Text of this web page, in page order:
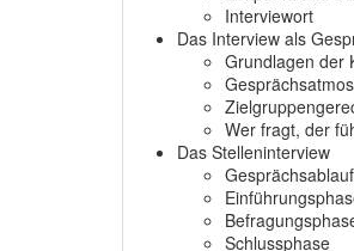
Interviewort
Das Interview als
Grundlagen der
Wer fragt, der
Das Stelleninterview
Schlussphase